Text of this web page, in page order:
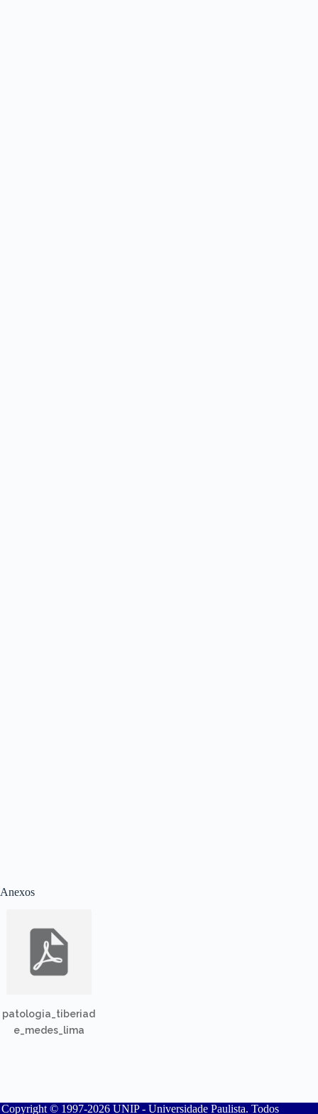
Anexos
patologia_tiberiad
e_medes_lima
Copyright © 1997-2026 UNIP - Universidade Paulista. Todos